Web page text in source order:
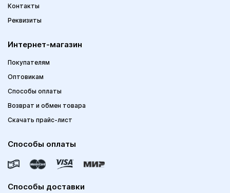
Контакты
Реквизиты
Интернет-магазин
Покупателям
Оптовикам
Способы оплаты
Возврат и обмен товара
Скачать прайс-лист
Способы оплаты
Способы доставки